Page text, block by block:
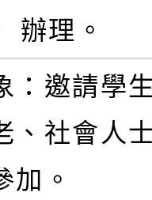
辦理。
：邀請學
、社會人
加。